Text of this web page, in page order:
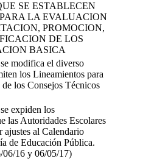
SE ESTABLECEN
LA EVALUACION
PROMOCION,
DE LOS
BASICA
modifica el diverso
los Lineamientos para
los Consejos Técnicos
expiden los
las Autoridades Escolares
ajustes al Calendario
de Educación Pública.
06/16 y 06/05/17)